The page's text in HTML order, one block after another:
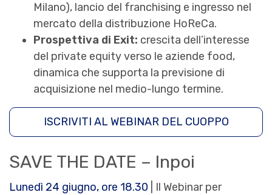
Milano), lancio del franchising e ingresso nel
mercato della distribuzione HoReCa.
Prospettiva di Exit: crescita dell’interesse
del private equity verso le aziende food,
dinamica che supporta la previsione di
acquisizione nel medio-lungo termine.
ISCRIVITI AL WEBINAR DEL CUOPPO
SAVE THE DATE – Inpoi
Lunedì 24 giugno, ore 18.30 | Il Webinar per